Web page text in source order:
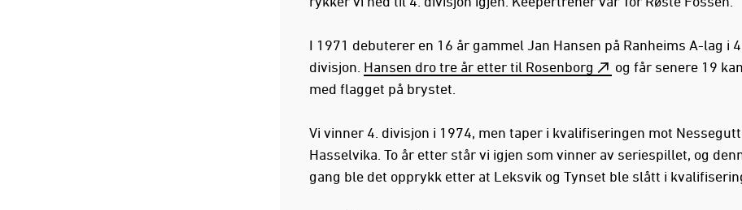
I 1971 debuterer en 16 år gammel Jan Hansen på Ranheims A-lag i 4.
divisjon. Hansen dro tre år etter til Rosenborg
og får senere 19
med flagget på brystet.
Vi vinner 4. divisjon i 1974, men taper i kvalifiseringen mot
Hasselvika. To år etter står vi igjen som vinner av seriespillet, og
gang ble det opprykk etter at Leksvik og Tynset ble slått i